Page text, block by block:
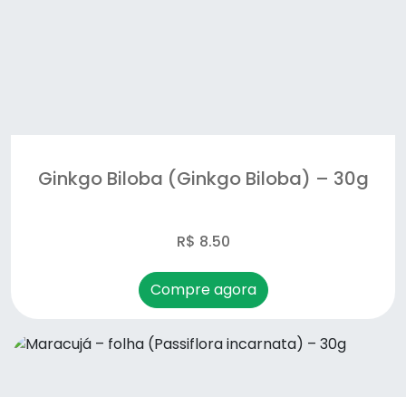
Ginkgo Biloba (Ginkgo Biloba) – 30g
R$ 8.50
Compre agora